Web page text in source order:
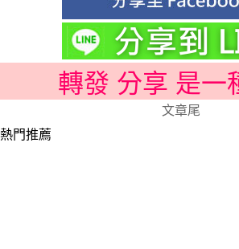
轉發 分享 是一
文章尾
熱門推薦